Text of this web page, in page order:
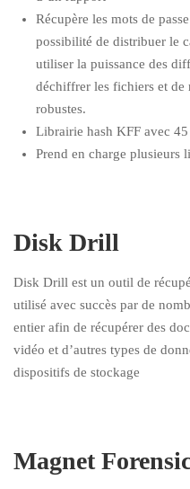
Récupère les mots de
possibilité de distribuer le
utiliser la puissance des
déchiffrer les fichiers et de
robustes.
Librairie hash KFF avec
Prend en charge plusieurs
Disk Drill
Disk Drill est un outil de
utilisé avec succès par de
entier afin de récupérer des
vidéo et d’autres types de
dispositifs de stockage
Magnet